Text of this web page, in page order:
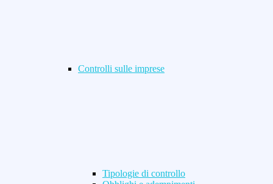
Controlli sulle imprese
Tipologie di controllo